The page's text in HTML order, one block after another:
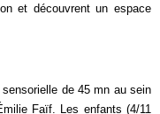
et découvrent un espace
sensorielle de 45 mn au sein
Faïf. Les enfants (4/11